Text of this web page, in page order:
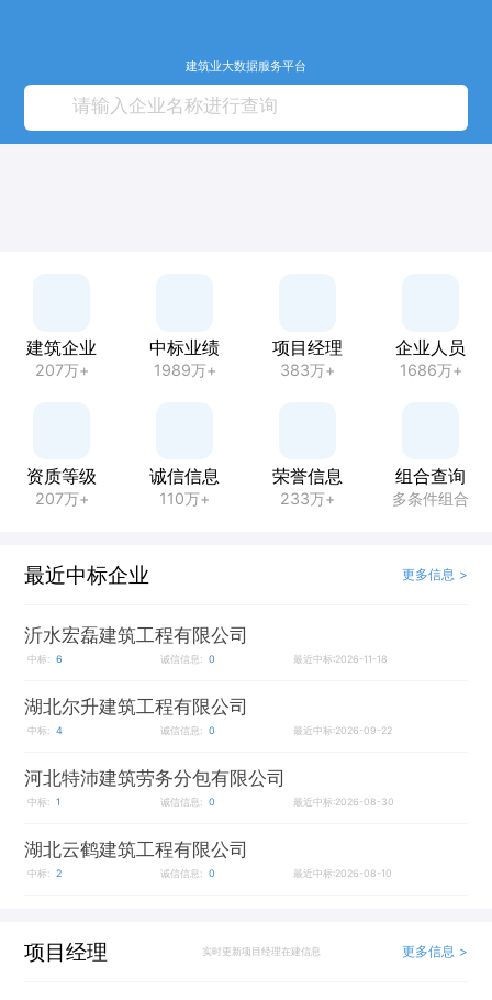
建筑业大数据服务平台
建筑企业
207万+
中标业绩
1989万+
项目经理
383万+
企业人员
1686万+
资质等级
207万+
诚信信息
110万+
荣誉信息
233万+
组合查询
多条件组合
最近中标企业 更多信息 >
沂水宏磊建筑工程有限公司
中标: 6 诚信信息: 0 最近中标:2026-11-18
湖北尔升建筑工程有限公司
中标: 4 诚信信息: 0 最近中标:2026-09-22
河北特沛建筑劳务分包有限公司
中标: 1 诚信信息: 0 最近中标:2026-08-30
湖北云鹤建筑工程有限公司
中标: 2 诚信信息: 0 最近中标:2026-08-10
项目经理 实时更新项目经理在建信息 更多信息 >